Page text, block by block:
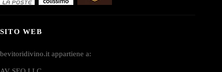
SITO WEB
bevitoridivino.it appartiene a: